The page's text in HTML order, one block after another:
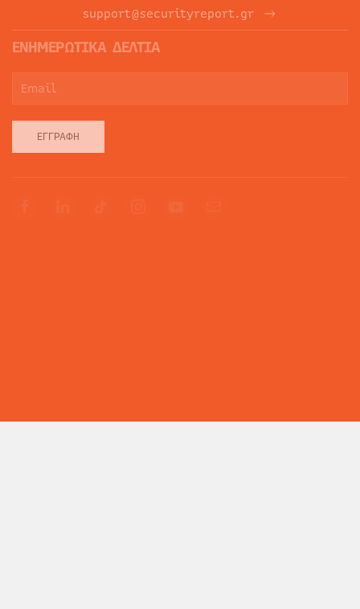
support@securityreport.gr
ΕΝΗΜΕΡΩΤΙΚΑ ΔΕΛΤΙΑ
ΕΓΓΡΑΦΉ